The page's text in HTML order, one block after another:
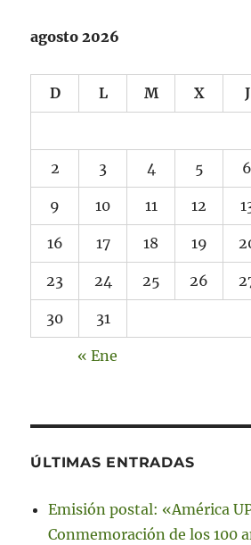
agosto 2026
D L M X J
2 3 4 5 6
9 10 11 12
16 17 18 19
23 24 25 26
30 31
« Ene
ÚLTIMAS ENTRADAS
Emisión postal: «América
Conmemoración de los 100